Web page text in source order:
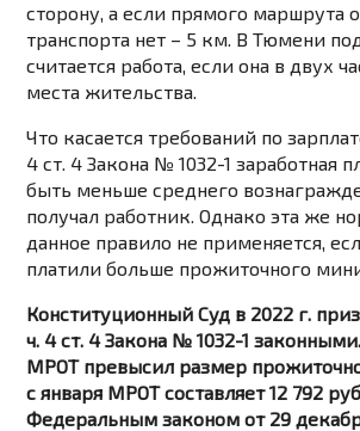
сторону, а если прямого маршрута
транспорта нет – 5 км. В Тюмени
считается работа, если она в двух
места жительства.
Что касается требований по
4 ст. 4 Закона № 1032-1 заработная
быть меньше среднего
получал работник. Однако эта же
данное правило не применяется,
платили больше прожиточного
Конституционный Суд в 2022 г.
ч. 4 ст. 4 Закона № 1032-1
МРОТ превысил размер
с января МРОТ составляет 12 792
Федеральным законом от 29